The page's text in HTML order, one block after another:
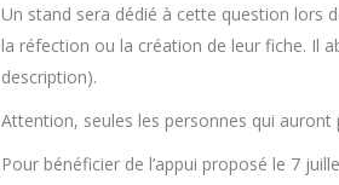
Un stand sera dédié à cette question lors
la réfection ou la création de leur fiche. Il
description).
Attention, seules les personnes qui
Pour bénéficier de l’appui proposé le 7